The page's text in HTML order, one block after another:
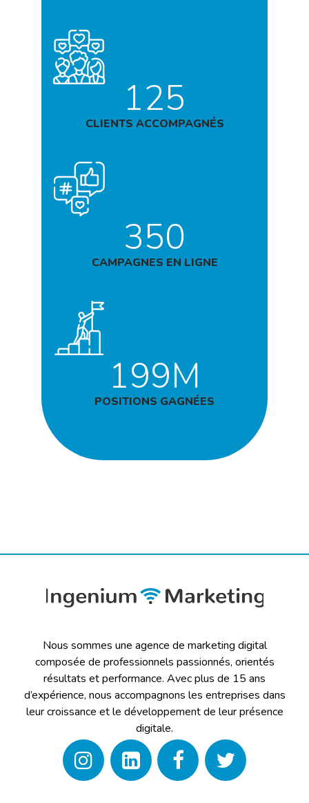
125
CLIENTS ACCOMPAGNÉS
350
CAMPAGNES EN LIGNE
199M
POSITIONS GAGNÉES
Nous sommes une agence de marketing digital
composée de professionnels passionnés, orientés
résultats et performance. Avec plus de 15 ans
d’expérience, nous accompagnons les entreprises dans
leur croissance et le développement de leur présence
digitale.